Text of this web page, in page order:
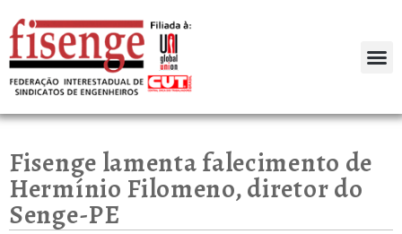
Fisenge lamenta falecimento de
Hermínio Filomeno, diretor do
Senge-PE